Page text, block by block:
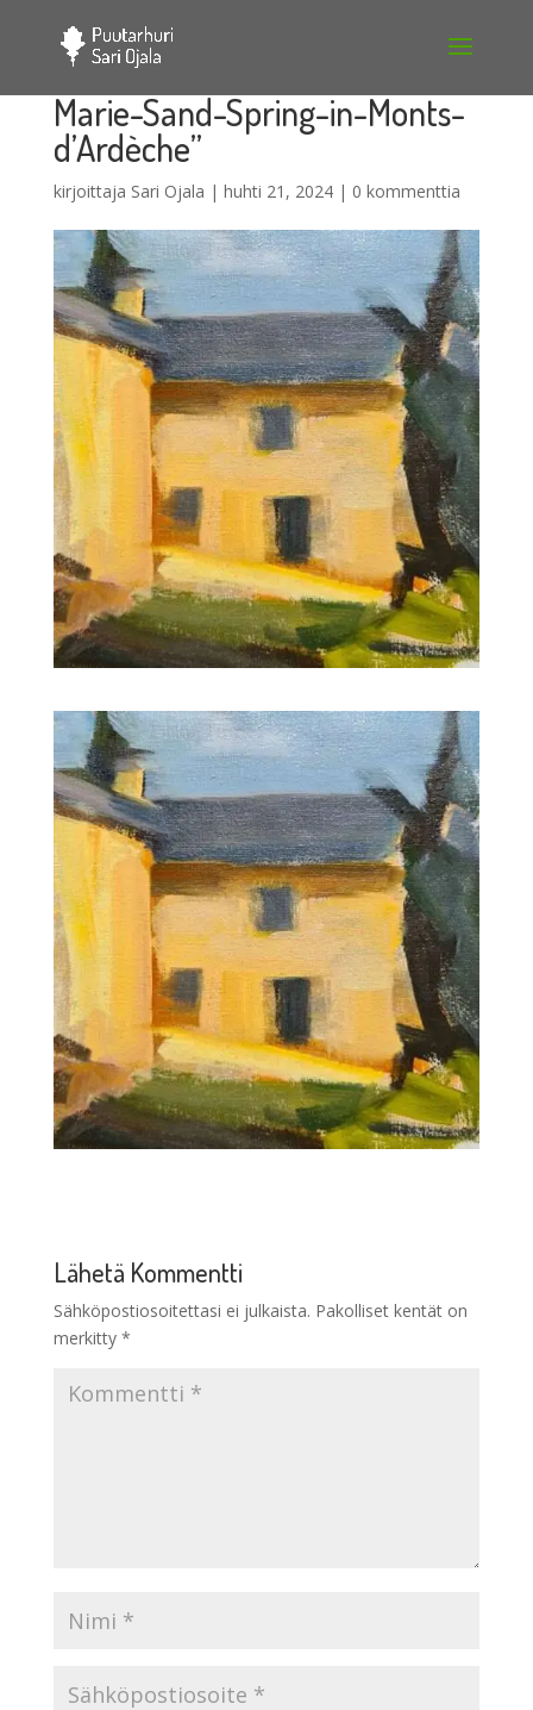
Marie-Sand-Spring-in-Monts-
d’Ardèche”
kirjoittaja Sari Ojala | huhti 21, 2024| 0 kommenttia
Lähetä Kommentti
Sähköpostiosoitettasi ei julkaista. Pakolliset kentät on
merkitty *